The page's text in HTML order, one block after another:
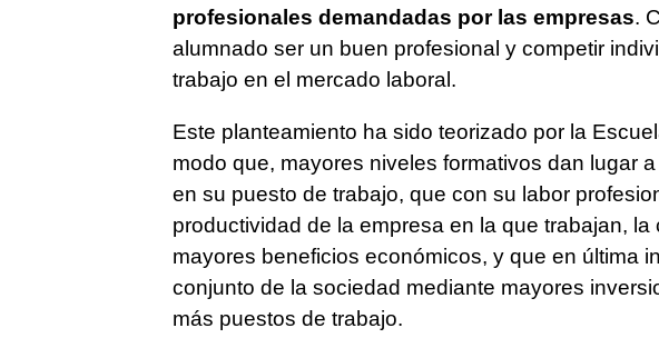
profesionales demandadas por las empresas.
alumnado ser un buen profesional y competir
trabajo en el mercado laboral.
Este planteamiento ha sido teorizado por la
modo que, mayores niveles formativos dan lugar
en su puesto de trabajo, que con su labor
productividad de la empresa en la que trabajan,
mayores beneficios económicos, y que en última
conjunto de la sociedad mediante mayores
más puestos de trabajo.